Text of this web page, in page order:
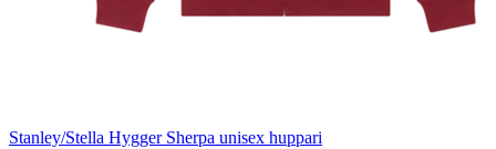
Stanley/Stella Hygger Sherpa unisex huppari